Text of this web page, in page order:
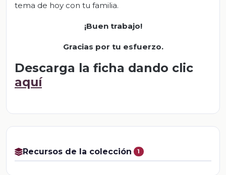
tema de hoy con tu familia.
¡Buen trabajo!
Gracias por tu esfuerzo.
Descarga la ficha dando clic
aquí
Recursos de la colección 1